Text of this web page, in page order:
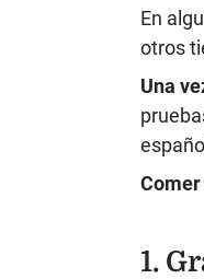
En
otros
Una
1.